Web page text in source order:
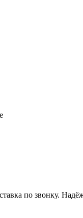
по звонку.